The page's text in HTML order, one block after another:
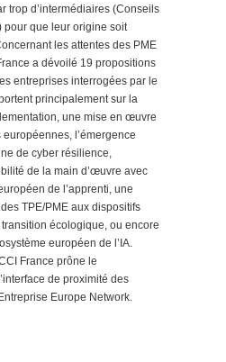
trop d’intermédiaires (Conseils
que leur origine soit
les attentes des PME
a dévoilé 19 propositions
entreprises interrogées par le
principalement sur la
une mise en œuvre
l’émergence
de cyber résilience,
de la main d’œuvre avec
de l’apprenti, une
TPE/PME aux dispositifs
écologique, ou encore
européen de l’IA.
France prône le
de proximité des
Europe Network.